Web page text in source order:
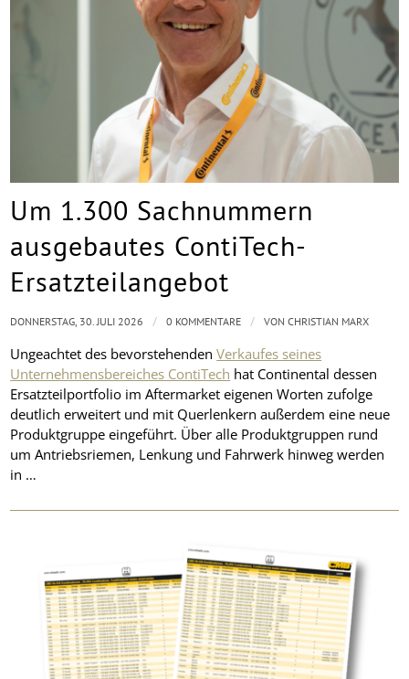
Um 1.300 Sachnummern
ausgebautes ContiTech-
Ersatzteilangebot
Ungeachtet des bevorstehendenVerkaufes seines
Unternehmensbereiches ContiTech hat Continental dessen
Ersatzteilportfolio im Aftermarket eigenen Worten zufolge
deutlich erweitert und mit Querlenkern außerdem eine neue
Produktgruppe eingeführt. Über alle Produktgruppen rund
um Antriebsriemen, Lenkung und Fahrwerk hinweg werden
in …
DONNERSTAG, 30. JULI 2026 / 0 KOMMENTARE / VONCHRISTIAN MARX